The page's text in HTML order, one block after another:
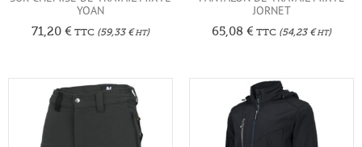
YOAN
71,20 € TTC (59,33 €HT)
JORNET
65,08 € TTC (54,23 €HT)